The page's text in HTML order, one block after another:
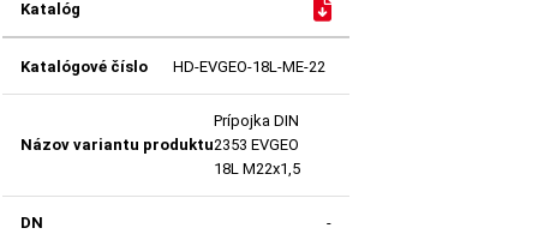
HD-EVGEO-18L-ME-22
Prípojka DIN
2353 EVGEO
18L M22x1,5
-